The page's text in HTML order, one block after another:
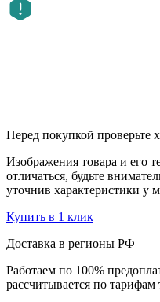
Перед покупкой проверьте
Изображения товара и его
отличаться, будьте
уточнив характеристики у
Купить в 1 клик
Доставка в регионы РФ
Работаем по 100%
рассчитывается по